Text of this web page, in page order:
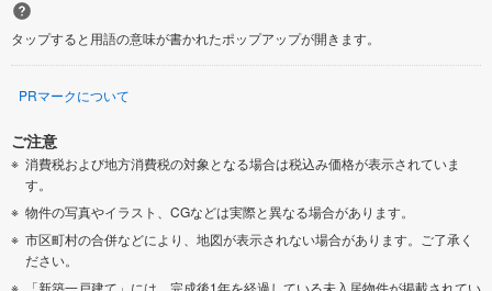
タップすると用語の意味が書かれたポップアップが開きます。
PRマークについて
ご注意
消費税および地方消費税の対象となる場合は税込み価格が表示されていま
す。
物件の写真やイラスト、CGなどは実際と異なる場合があります。
市区町村の合併などにより、地図が表示されない場合があります。ご了承く
ださい。
「新築一戸建て」には、完成後1年を経過している未入居物件が掲載されてい